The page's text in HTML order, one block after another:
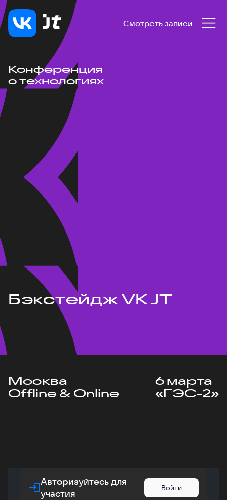
Смотреть записи
Конференция
о технологиях
Бэкстейдж VK JT
Москва
Offline & Online
6 марта
«ГЭС-2»
Авторизуйтесь для
участия
Войти